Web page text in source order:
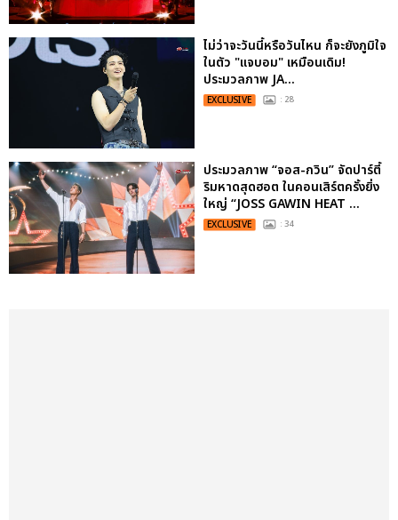
ไม่ว่าจะวันนี้หรือวันไหน ก็จะยังภูมิใจ
ในตัว "แจบอม" เหมือนเดิม!
ประมวลภาพ JA...
EXCLUSIVE : 28
ประมวลภาพ “จอส-กวิน” จัดปาร์ตี้
ริมหาดสุดฮอต ในคอนเสิร์ตครั้งยิ่ง
ใหญ่ “JOSS GAWIN HEAT ...
EXCLUSIVE : 34